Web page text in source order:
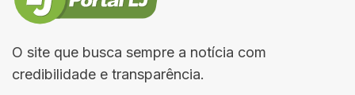
O site que busca sempre a notícia com
credibilidade e transparência.